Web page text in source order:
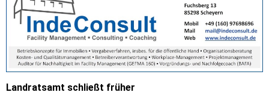
Landratsamt schließt früher